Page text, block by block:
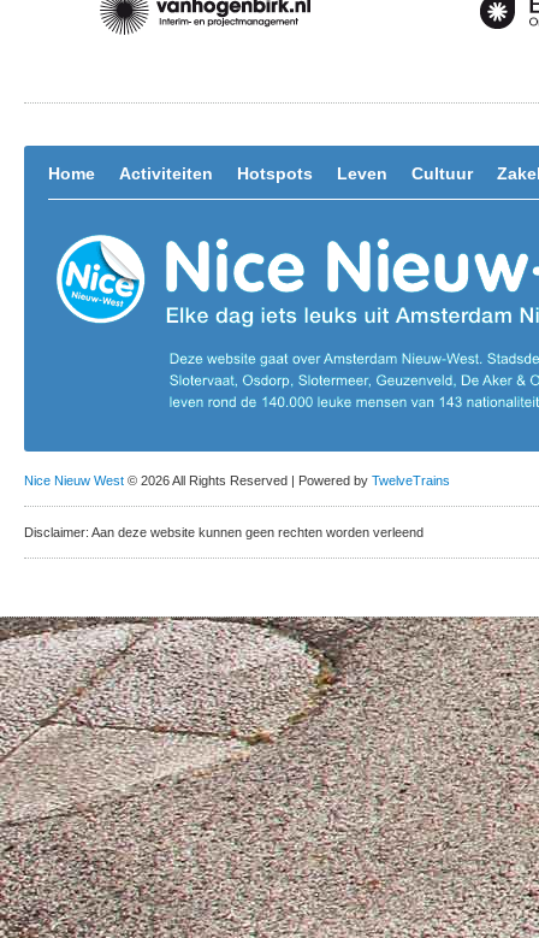
Home Activiteiten Hotspots Leven Cultuur
Nice Nieuw West © 2026 All Rights Reserved | Powered by TwelveTrains
Disclaimer: Aan deze website kunnen geen rechten worden verleend